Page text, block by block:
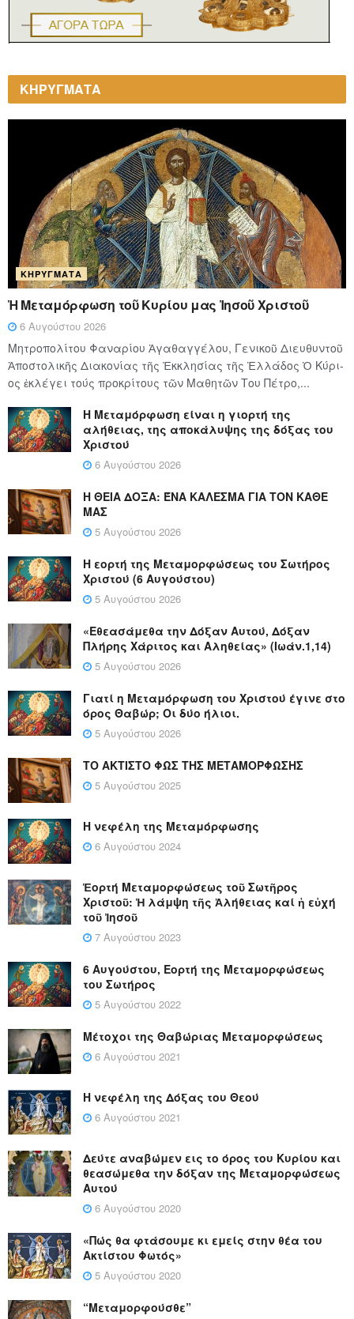
ΚΗΡΥΓΜΑΤΑ
ΚΗΡΎΓΜΑΤΑ
Ἡ Μεταμόρφωση τοῦ Κυρίου μας Ἰησοῦ Χριστοῦ
6 Αυγούστου 2026
Μητροπολίτου Φαναρίου Ἀγαθαγγέλου, Γενικοῦ Διευθυντοῦ
Ἀποστολικῆς Διακονίας τῆς Ἐκκλησίας τῆς Ἑλλάδος Ὁ Κύ­ρι­
ος ἐκλέγει τούς προ­κρί­τους τῶν Μα­θη­τῶν Του Πέ­τρο,...
Η Μεταμόρφωση είναι η γιορτή της
αλήθειας, της αποκάλυψης της δόξας του
Χριστού
6 Αυγούστου 2026
Η ΘΕΙΑ ΔΟΞΑ: ΈΝΑ ΚΑΛΕΣΜΑ ΓΙΑ ΤΟΝ ΚΑΘΕ
ΜΑΣ
5 Αυγούστου 2026
Η εορτή της Μεταμορφώσεως του Σωτήρος
Χριστού (6 Αυγούστου)
5 Αυγούστου 2026
«Εθεασάμεθα την Δόξαν Αυτού, Δόξαν
Πλήρης Χάριτος και Αληθείας» (Ιωάν.1,14)
5 Αυγούστου 2026
Γιατί η Μεταμόρφωση του Χριστού έγινε στο
όρος Θαβώρ; Οι δύο ήλιοι.
5 Αυγούστου 2026
ΤΟ ΑΚΤΙΣΤΟ ΦΩΣ ΤΗΣ ΜΕΤΑΜΟΡΦΩΣΗΣ
5 Αυγούστου 2025
Η νεφέλη της Μεταμόρφωσης
6 Αυγούστου 2024
Ἑορτή Μεταμορφώσεως τοῦ Σωτῆρος
Χριστοῦ: Ἡ λάμψη τῆς Ἀλήθειας καί ἡ εὐχή
τοῦ Ἰησοῦ
7 Αυγούστου 2023
6 Αυγούστου, Εορτή της Μεταμορφώσεως
του Σωτήρος
5 Αυγούστου 2022
Μέτοχοι της Θαβώριας Μεταμορφώσεως
6 Αυγούστου 2021
Η νεφέλη της Δόξας του Θεού
6 Αυγούστου 2021
Δεύτε αναβώμεν εις το όρος του Κυρίου και
θεασώμεθα την δόξαν της Μεταμορφώσεως
Αυτού
6 Αυγούστου 2020
«Πώς θα φτάσουμε κι εμείς στην θέα του
Ακτίστου Φωτός»
5 Αυγούστου 2020
“Μεταμορφούσθε”